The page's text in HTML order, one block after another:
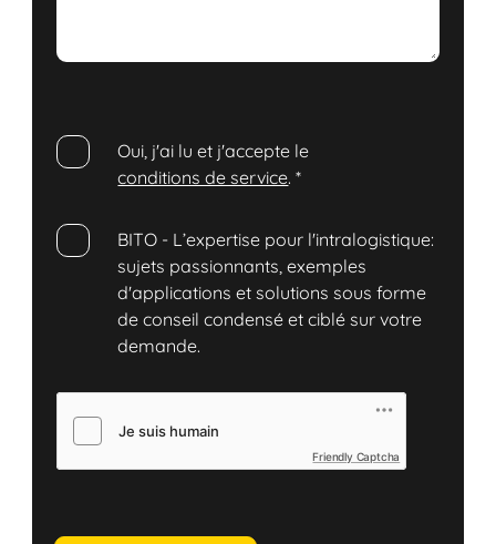
Oui, j'ai lu et j'accepte le
conditions de service.*
BITO - L’expertise pour l'intralogistique:
sujets passionnants, exemples
d'applications et solutions sous forme
de conseil condensé et ciblé sur votre
demande.
Friendly Captcha